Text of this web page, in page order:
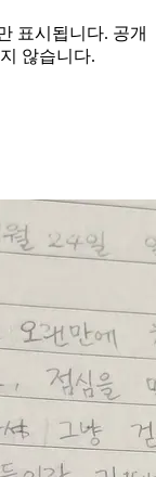
표시됩니다. 공개
않습니다.